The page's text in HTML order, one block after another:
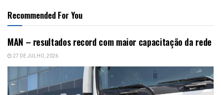
Recommended For You
MAN – resultados record com maior capacitação da rede
27 DE JULHO, 2026